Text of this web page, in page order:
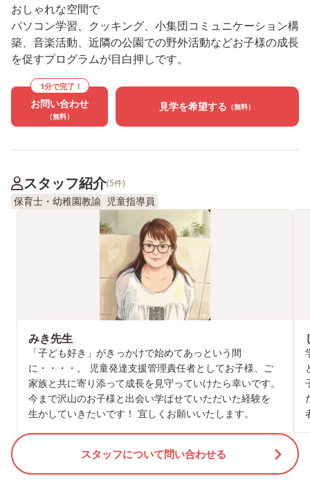
おしゃれな空間で
パソコン学習、クッキング、小集団コミュニケーション構
築、音楽活動、近隣の公園での野外活動などお子様の成長
を促すプログラムが目白押しです。
1分で完了！
お問い合わせ
（無料）
見学を希望する （無料）
スタッフ紹介(5件)
保育士・幼稚園教諭 児童指導員
みき先生
「子ども好き」がきっかけで始めてあっという間
に・・・・。 児童発達支援管理責任者としてお子様、ご
家族と共に寄り添って成長を見守っていけたら幸いです。
今まで沢山のお子様と出会い学ばせていただいた経験を
生かしていきたいです！ 宜しくお願いいたします。
スタッフについて問い合わせる